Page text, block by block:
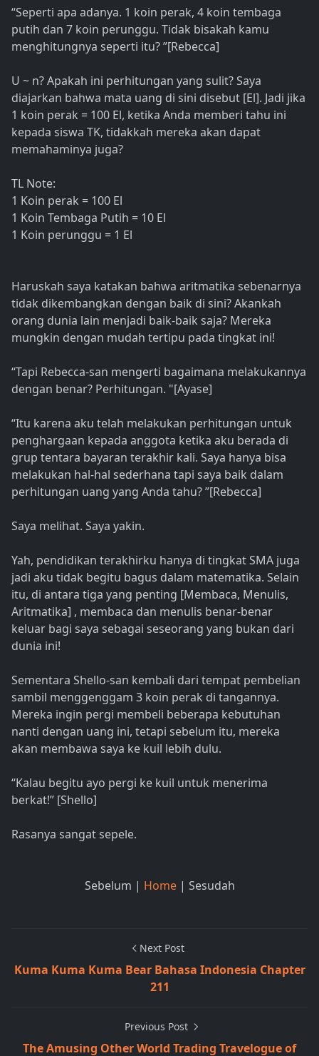
“Seperti apa adanya. 1 koin perak, 4 koin tembaga
putih dan 7 koin perunggu. Tidak bisakah kamu
menghitungnya seperti itu? ”[Rebecca]
U ~ n? Apakah ini perhitungan yang sulit? Saya
diajarkan bahwa mata uang di sini disebut [El]. Jadi jika
1 koin perak = 100 El, ketika Anda memberi tahu ini
kepada siswa TK, tidakkah mereka akan dapat
memahaminya juga?
TL Note:
1 Koin perak = 100 El
1 Koin Tembaga Putih = 10 El
1 Koin perunggu = 1 El
Haruskah saya katakan bahwa aritmatika sebenarnya
tidak dikembangkan dengan baik di sini? Akankah
orang dunia lain menjadi baik-baik saja? Mereka
mungkin dengan mudah tertipu pada tingkat ini!
“Tapi Rebecca-san mengerti bagaimana melakukannya
dengan benar? Perhitungan. "[Ayase]
“Itu karena aku telah melakukan perhitungan untuk
penghargaan kepada anggota ketika aku berada di
grup tentara bayaran terakhir kali. Saya hanya bisa
melakukan hal-hal sederhana tapi saya baik dalam
perhitungan uang yang Anda tahu? ”[Rebecca]
Saya melihat. Saya yakin.
Yah, pendidikan terakhirku hanya di tingkat SMA juga
jadi aku tidak begitu bagus dalam matematika. Selain
itu, di antara tiga yang penting [Membaca, Menulis,
Aritmatika] , membaca dan menulis benar-benar
keluar bagi saya sebagai seseorang yang bukan dari
dunia ini!
Sementara Shello-san kembali dari tempat pembelian
sambil menggenggam 3 koin perak di tangannya.
Mereka ingin pergi membeli beberapa kebutuhan
nanti dengan uang ini, tetapi sebelum itu, mereka
akan membawa saya ke kuil lebih dulu.
“Kalau begitu ayo pergi ke kuil untuk menerima
berkat!” [Shello]
Rasanya sangat sepele.
Sebelum | Home | Sesudah
Next Post
Kuma Kuma Kuma Bear Bahasa Indonesia Chapter
211
Previous Post
The Amusing Other World Trading Travelogue of